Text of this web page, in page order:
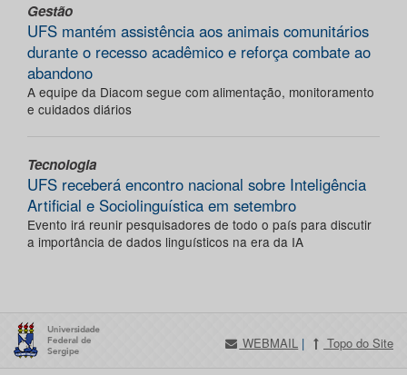
Gestão
UFS mantém assistência aos animais comunitários
durante o recesso acadêmico e reforça combate ao
abandono
A equipe da Diacom segue com alimentação, monitoramento
e cuidados diários
Tecnologia
UFS receberá encontro nacional sobre Inteligência
Artificial e Sociolinguística em setembro
Evento irá reunir pesquisadores de todo o país para discutir
a importância de dados linguísticos na era da IA
WEBMAIL | Topo do Site